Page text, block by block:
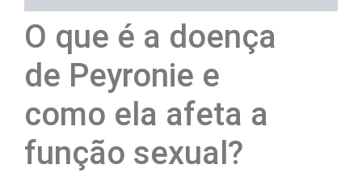
O que é a doença
de Peyronie e
como ela afeta a
função sexual?